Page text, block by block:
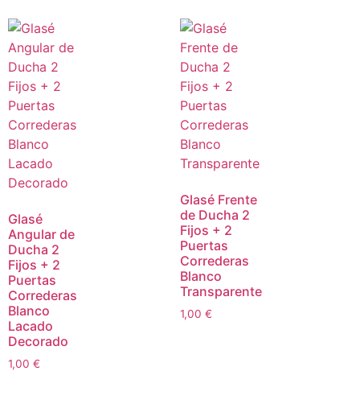
Glasé
Angular de
Ducha 2
Fijos + 2
Puertas
Correderas
Blanco
Lacado
Decorado
1,00 €
Glasé Frente
de Ducha 2
Fijos + 2
Puertas
Correderas
Blanco
Transparente
1,00 €